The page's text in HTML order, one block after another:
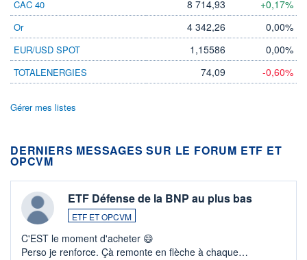
CAC 40 8 714,93 +0,17%
Or 4 342,26 0,00%
EUR/USD SPOT 1,15586 0,00%
TOTALENERGIES 74,09 -0,60%
Gérer mes listes
DERNIERS MESSAGES SUR LE FORUM ETF ET
OPCVM
ETF Défense de la BNP au plus bas
ETF ET OPCVM
C'EST le moment d'acheter 😄​
Perso je renforce. Çà remonte en flèche à chaque